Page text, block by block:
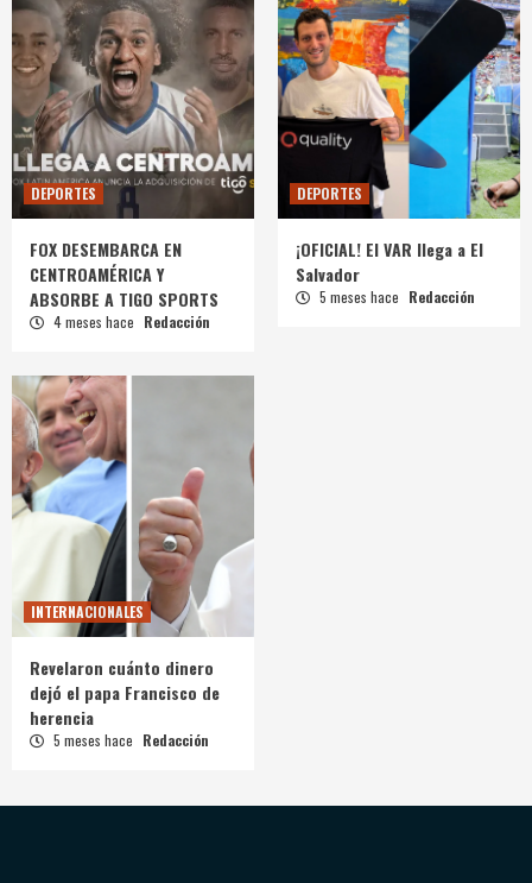
DEPORTES
FOX DESEMBARCA EN
CENTROAMÉRICA Y
ABSORBE A TIGO SPORTS
4 meses hace Redacción
DEPORTES
¡OFICIAL! El VAR llega a El
Salvador
5 meses hace Redacción
INTERNACIONALES
Revelaron cuánto dinero
dejó el papa Francisco de
herencia
5 meses hace Redacción